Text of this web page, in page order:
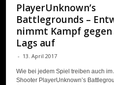
PlayerUnknown’s
Battlegrounds –
nimmt Kampf gegen
Lags auf
- 13. April 2017
Wie bei jedem Spiel treiben auch im
Shooter PlayerUnknown’s